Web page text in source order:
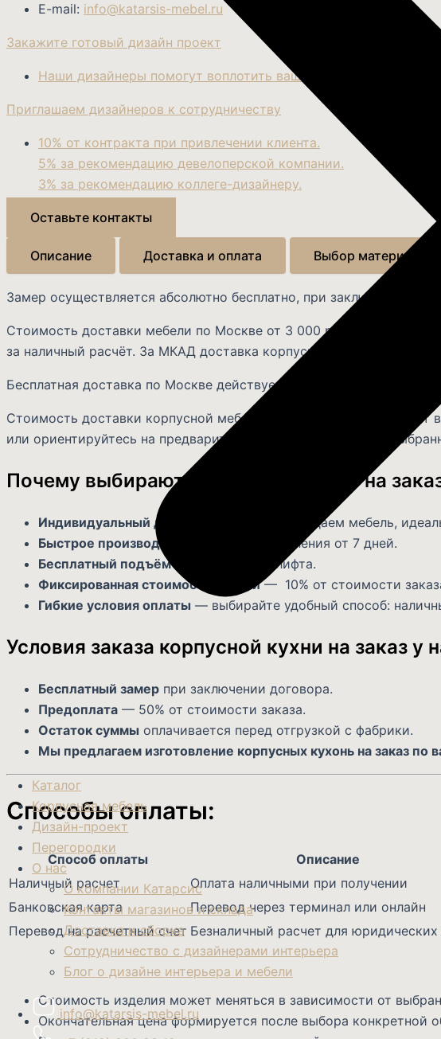
Каталог
Корпусная мебель
Дизайн-проект
Перегородки
О нас
О компании Катарсис
Контакты магазинов и склада
Доставка и сборка
Сотрудничество с дизайнерами интерьера
Блог о дизайне интерьера и мебели
info@katarsis-mebel.ru
E-mail: info@katarsis-mebel.ru
Закажите готовый дизайн проект
Наши дизайнеры помогут воплотить ваши мечты.
Приглашаем дизайнеров к сотрудничеству
10% от контракта при привлечении клиента.
5% за рекомендацию девелоперской компании.
3% за рекомендацию коллеге-дизайнеру.
Оставьте контакты
Описание Доставка и оплата Выбор материалов
Замер осуществляется абсолютно бесплатно, при заключении
Стоимость доставки мебели по Москве от 3 000 рублей.
за наличный расчёт. За МКАД доставка корпусной мебели
Бесплатная доставка по Москве действует в рамках ПРОЕКТА
Стоимость доставки корпусной мебели по России — зависит от
или ориентируйтесь на предварительные расчёты на сайте
Почему выбирают корпусную кухню на
Индивидуальный дизайн и размеры
— создаем мебель,
Быстрое производство
— срок изготовления от 7 дней.
Бесплатный подъём— при наличии лифта.
Фиксированная стоимость сборки— 10% от стоимости
Гибкие условия оплаты — выбирайте удобный способ:
Условия заказа корпусной кухни на заказ у
Бесплатный замер при заключении договора.
Предоплата — 50% от стоимости заказа.
Остаток суммы оплачивается перед отгрузкой с фабрики.
Мы предлагаем изготовление корпусных кухонь на заказ
Способы оплаты:
Способ оплаты
Описание
Наличный расчет
Оплата наличными при получении
Банковская карта
Перевод через терминал или онлайн
Перевод на расчетный счет Безналичный расчет для
Стоимость изделия может меняться в зависимости от
Окончательная цена формируется после выбора конкретной